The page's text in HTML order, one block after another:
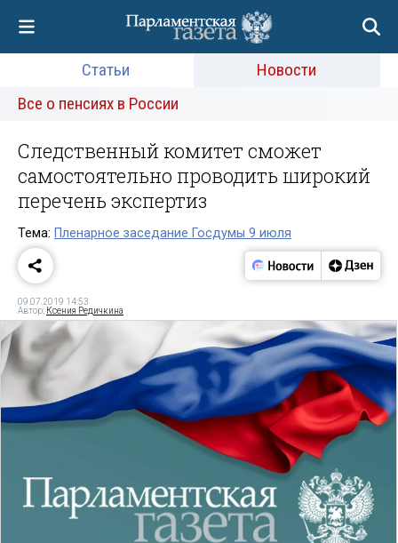
Статьи
Новости
Все о пенсиях в России
Следственный комитет сможет
самостоятельно проводить широкий
перечень экспертиз
Тема: Пленарное заседание Госдумы 9 июля
09.07.2019 14:53
Автор: Ксения Редичкина